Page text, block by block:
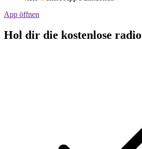
App öffnen
Hol dir die kostenlose